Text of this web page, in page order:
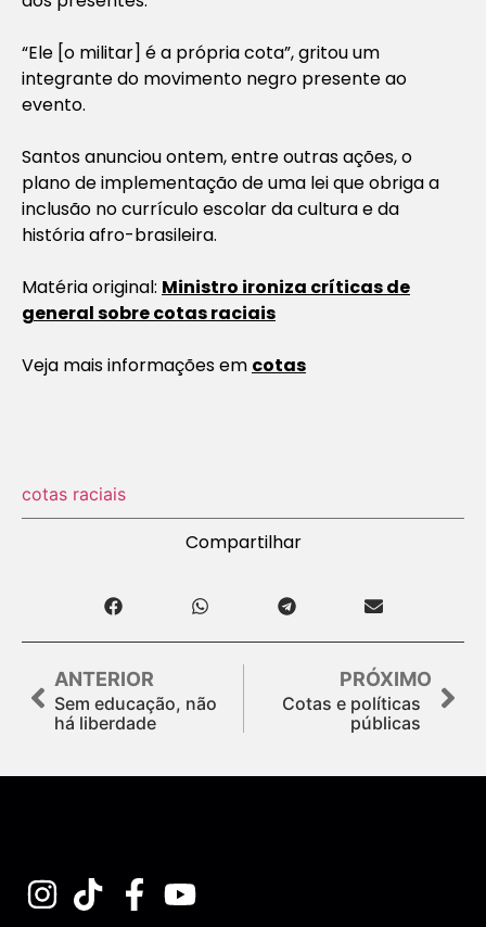
“Ele [o militar] é a própria cota”, gritou um
integrante do movimento negro presente ao
evento.
Santos anunciou ontem, entre outras ações, o
plano de implementação de uma lei que obriga a
inclusão no currículo escolar da cultura e da
história afro-brasileira.
Matéria original: Ministro ironiza críticas de
general sobre cotas raciais
Veja mais informações em cotas
cotas raciais
Compartilhar
ANTERIOR
Sem educação, não
há liberdade
PRÓXIMO
Cotas e políticas
públicas